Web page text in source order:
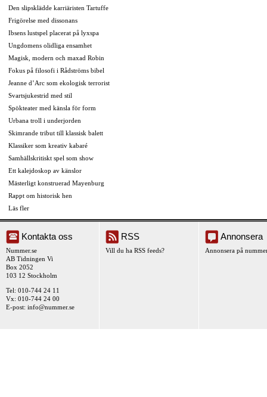
Den slipsklädde karriäristen Tartuffe
Frigörelse med dissonans
Ibsens lustspel placerat på lyxspa
Ungdomens olidliga ensamhet
Magisk, modern och maxad Robin
Fokus på filosofi i Rådströms bibel
Jeanne d’Arc som ekologisk terrorist
Svartsjukestrid med stil
Spökteater med känsla för form
Urbana troll i underjorden
Skimrande tribut till klassisk balett
Klassiker som kreativ kabaré
Samhällskritiskt spel som show
Ett kalejdoskop av känslor
Mästerligt konstruerad Mayenburg
Rappt om historisk hen
Läs fler
Kontakta oss
Nummer.se
AB Tidningen Vi
Box 2052
103 12 Stockholm
Tel: 010-744 24 11
Vx: 010-744 24 00
E-post: info@nummer.se
RSS
Vill du ha RSS feeds?
Annonsera
Annonsera på